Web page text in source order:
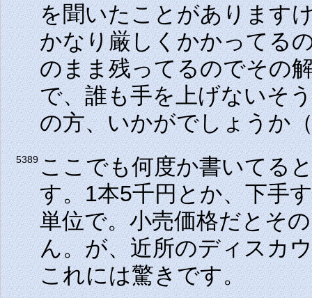
を聞いたことがあります
かなり厳しくかかってる
のまま残ってるのでその
で、誰も手を上げないそ
の方、いかがでしょうか
5389ここでも何度か書いてる
す。1本5千円とか、下手
単位で。小売価格だとそ
ん。が、近所のディスカ
これには驚きです。